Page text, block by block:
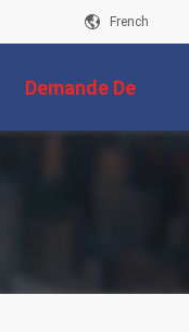
French
Demande De
Soumission